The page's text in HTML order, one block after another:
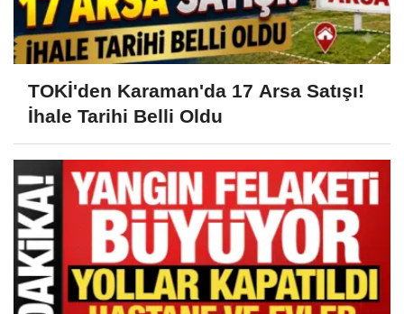
TOKİ'den Karaman'da 17 Arsa Satışı!
İhale Tarihi Belli Oldu